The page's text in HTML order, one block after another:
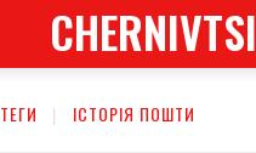
CHERNIVTSI
ТЕГИ ІСТОРІЯ ПОШТИ